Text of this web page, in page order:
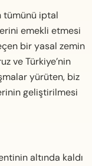
tümünü iptal
emekli etmesi
bir yasal zemin
ve Türkiye’nin
yürüten, biz
geliştirilmesi
altında kaldı